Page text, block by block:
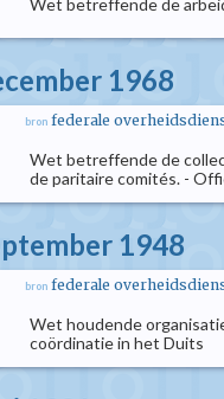
Wet betreffende de
1968
bron federale
Wet betreffende de
de paritaire comités. -
1948
bron federale
Wet houdende
coördinatie in het Duits